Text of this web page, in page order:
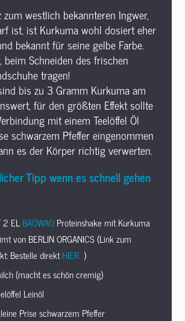
zum westlich bekannteren Ingwer,
ist, ist Kurkuma wohl dosiert eher
bekannt für seine gelbe Farbe.
beim Schneiden des frischen
tragen!
bis zu 3 Gramm Kurkuma am
für den größten Effekt sollte
mit einem Teelöffel Öl
schwarzem Pfeffer eingenommen
es der Körper richtig verwerten.
Tipp wenn es schnell gehen
EL BAOWAOProteinshake mit Kurkuma
von BERLIN ORGANICS (Link zum
Bestelle direktHIER )
(macht es schön cremig)
Leinöl
Prise schwarzem Pfeffer